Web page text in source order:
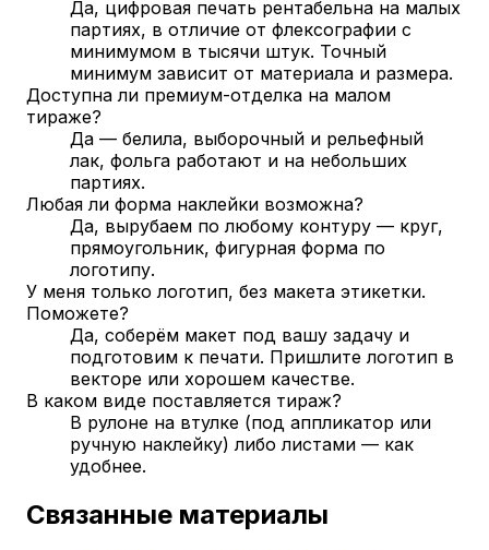
Да, цифровая печать рентабельна на малых
партиях, в отличие от флексографии с
минимумом в тысячи штук. Точный
минимум зависит от материала и размера.
Доступна ли премиум-отделка на малом
тираже?
Да — белила, выборочный и рельефный
лак, фольга работают и на небольших
партиях.
Любая ли форма наклейки возможна?
Да, вырубаем по любому контуру — круг,
прямоугольник, фигурная форма по
логотипу.
У меня только логотип, без макета этикетки.
Поможете?
Да, соберём макет под вашу задачу и
подготовим к печати. Пришлите логотип в
векторе или хорошем качестве.
В каком виде поставляется тираж?
В рулоне на втулке (под аппликатор или
ручную наклейку) либо листами — как
удобнее.
Связанные материалы